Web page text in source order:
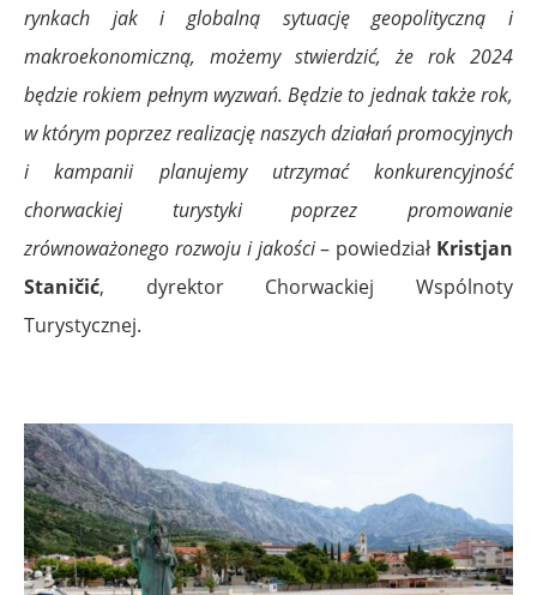
rynkach jak i globalną sytuację geopolityczną i
makroekonomiczną, możemy stwierdzić, że rok 2024
będzie rokiem pełnym wyzwań. Będzie to jednak także rok,
w którym poprzez realizację naszych działań promocyjnych
i kampanii planujemy utrzymać konkurencyjność
chorwackiej turystyki poprzez promowanie
zrównoważonego rozwoju i jakości– powiedział Kristjan
Staničić, dyrektor Chorwackiej Wspólnoty
Turystycznej.